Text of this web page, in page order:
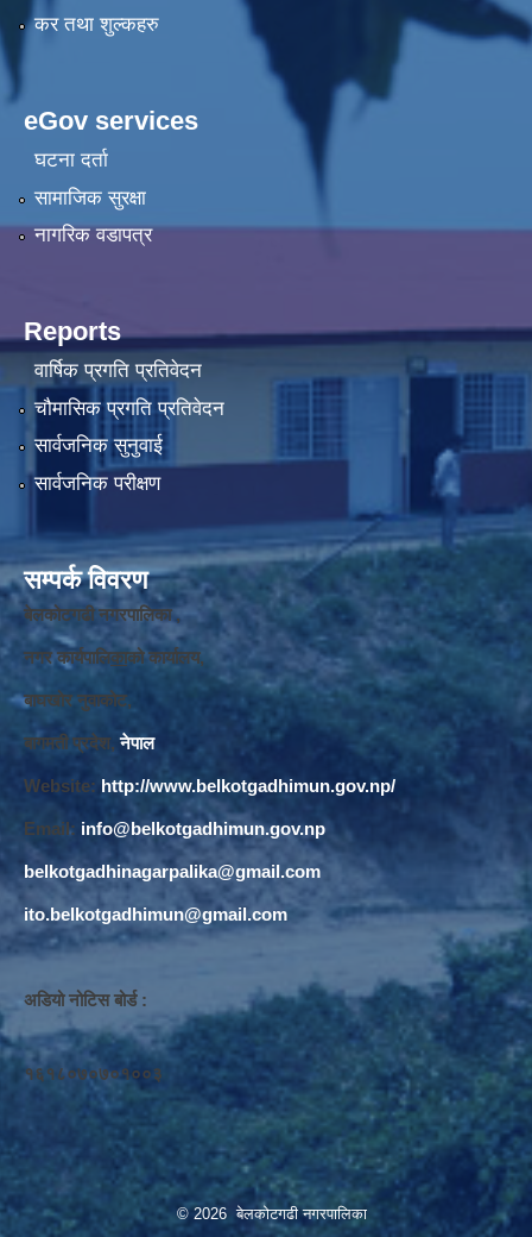
कर तथा शुल्कहरु
eGov services
घटना दर्ता
सामाजिक सुरक्षा
नागरिक वडापत्र
Reports
वार्षिक प्रगति प्रतिवेदन
चौमासिक प्रगति प्रतिवेदन
सार्वजनिक सुनुवाई
सार्वजनिक परीक्षण
सम्पर्क विवरण
बेलकोटगढी नगरपालिका ,
नगर कार्यपालिकाको कार्यालय,
बाघखोर नुवाकोट,
बागमती प्रदेश, नेपाल
Website: http://www.belkotgadhimun.gov.np/
Email: info@belkotgadhimun.gov.np
belkotgadhinagarpalika@gmail.com
ito.belkotgadhimun@gmail.com
अडियो नोटिस बोर्ड :
१६१८०७०७०१००३
© 2026 बेलकोटगढी नगरपालिका